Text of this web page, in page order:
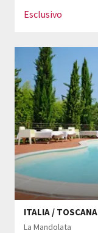
Esclusivo
ITALIA / TOSCANA
La Mandolata